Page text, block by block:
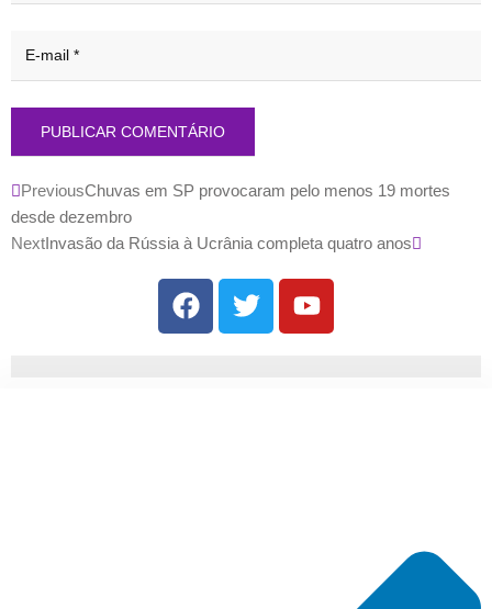
PreviousChuvas em SP provocaram pelo menos 19 mortes
desde dezembro
NextInvasão da Rússia à Ucrânia completa quatro anos